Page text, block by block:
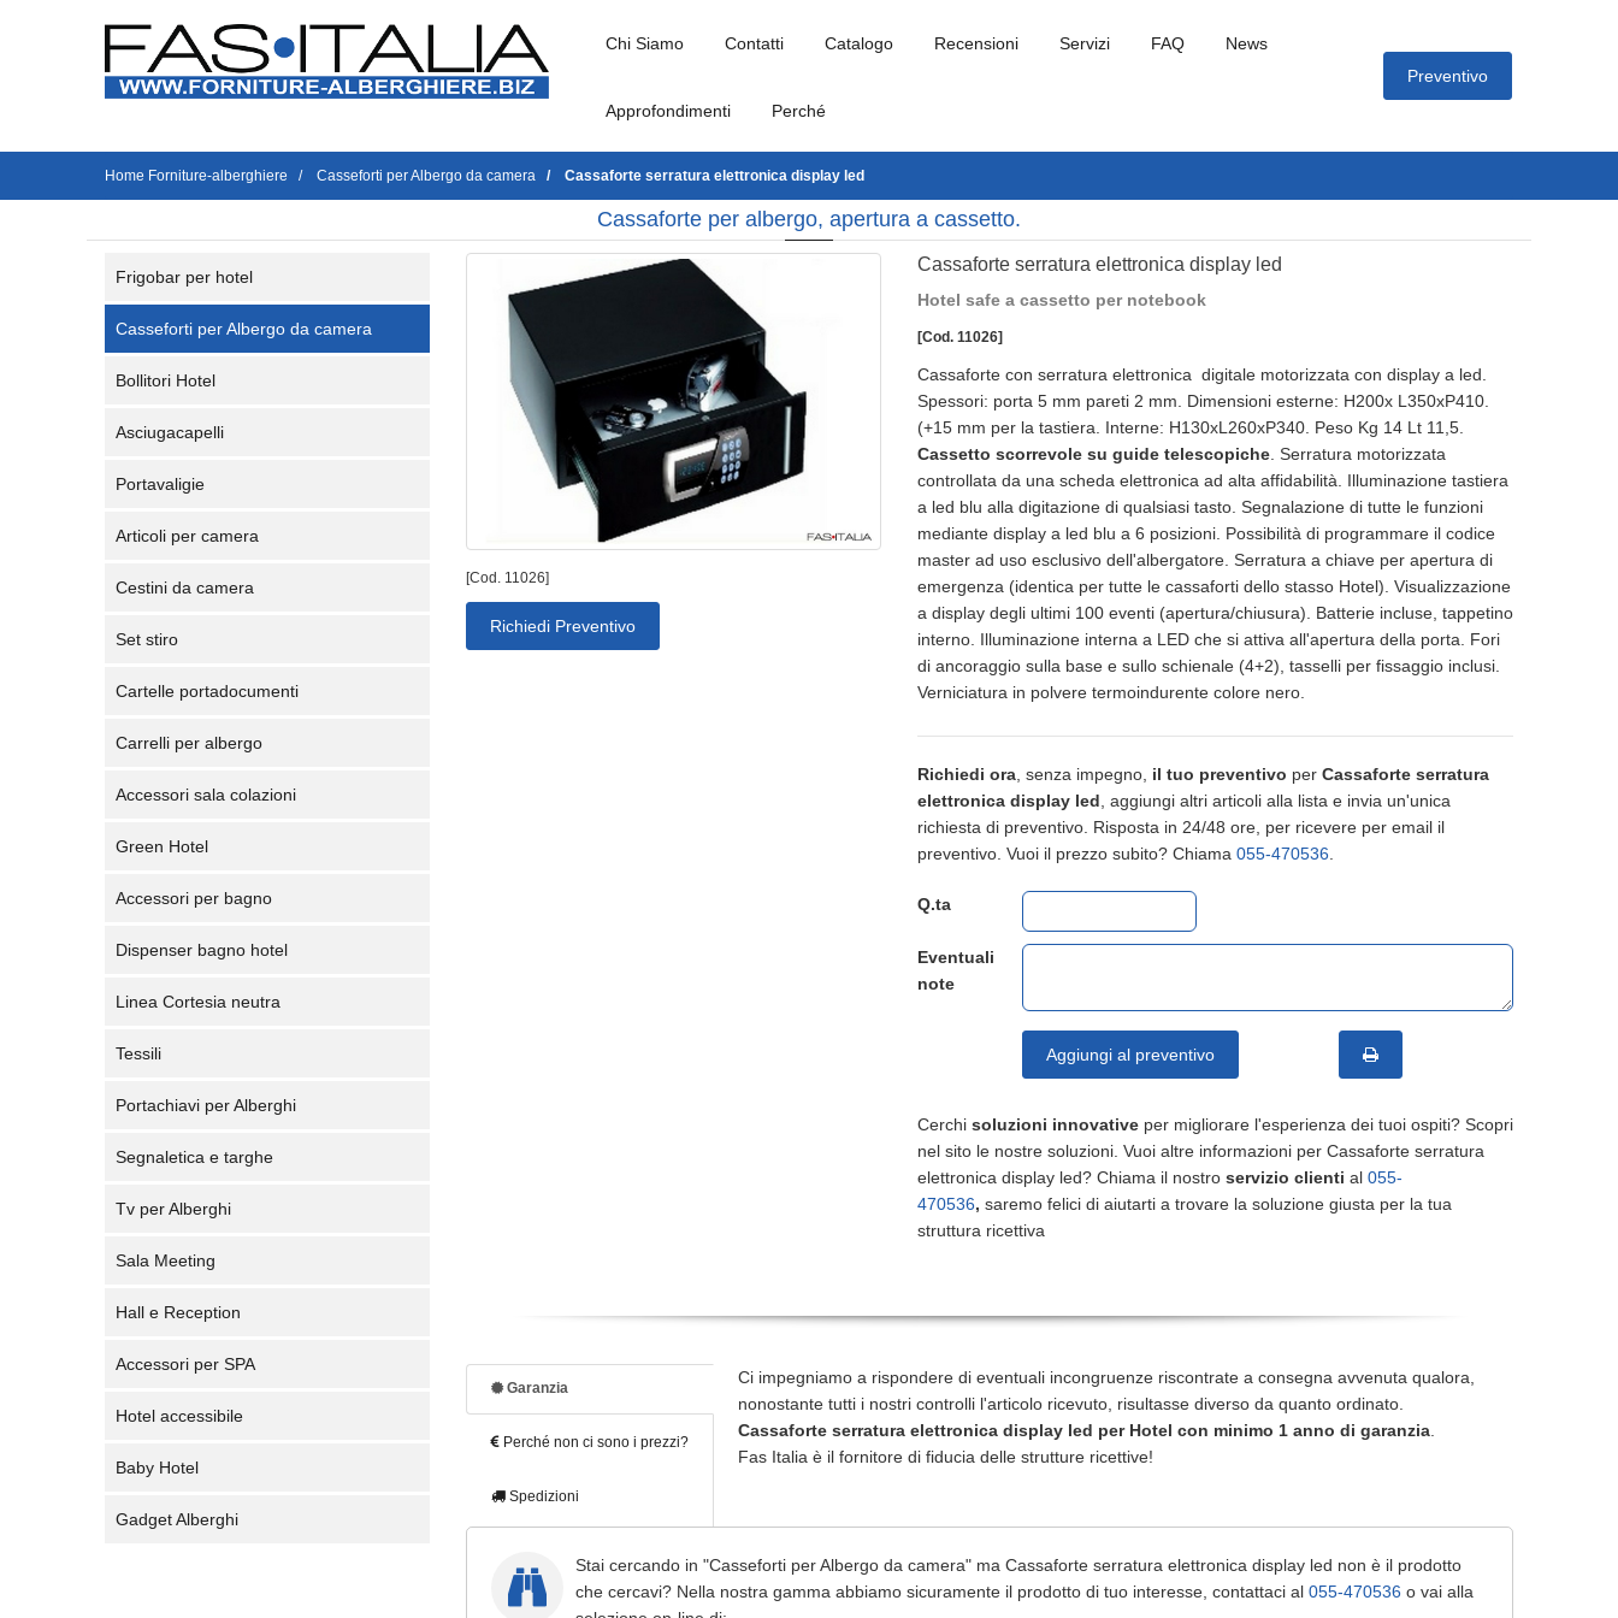
Chi Siamo Contatti Catalogo Recensioni Servizi FAQ News
Approfondimenti Perché
Preventivo
Home Forniture-alberghiere Casseforti per Albergo da camera Cassaforte serratura elettronica display led
Cassaforte per albergo, apertura a cassetto.
Frigobar per hotel
Casseforti per Albergo da camera
Bollitori Hotel
Asciugacapelli
Portavaligie
Articoli per camera
Cestini da camera
Set stiro
Cartelle portadocumenti
Carrelli per albergo
Accessori sala colazioni
Green Hotel
Accessori per bagno
Dispenser bagno hotel
Linea Cortesia neutra
Tessili
Portachiavi per Alberghi
Segnaletica e targhe
Tv per Alberghi
Sala Meeting
Hall e Reception
Accessori per SPA
Hotel accessibile
Baby Hotel
Gadget Alberghi
[Cod. 11026]
Richiedi Preventivo
Cassaforte serratura elettronica display led
Hotel safe a cassetto per notebook
[Cod. 11026]
Cassaforte con serratura elettronica digitale motorizzata con display a led.
Spessori: porta 5 mm pareti 2 mm. Dimensioni esterne: H200x L350xP410.
(+15 mm per la tastiera. Interne: H130xL260xP340. Peso Kg 14 Lt 11,5.
Cassetto scorrevole su guide telescopiche . Serratura motorizzata
controllata da una scheda elettronica ad alta affidabilità. Illuminazione tastiera
a led blu alla digitazione di qualsiasi tasto. Segnalazione di tutte le funzioni
mediante display a led blu a 6 posizioni. Possibilità di programmare il codice
master ad uso esclusivo dell'albergatore. Serratura a chiave per apertura di
emergenza (identica per tutte le cassaforti dello stasso Hotel). Visualizzazione
a display degli ultimi 100 eventi (apertura/chiusura). Batterie incluse, tappetino
interno. Illuminazione interna a LED che si attiva all'apertura della porta. Fori
di ancoraggio sulla base e sullo schienale (4+2), tasselli per fissaggio inclusi.
Verniciatura in polvere termoindurente colore nero.
Richiedi ora , senza impegno, il tuo preventivo per Cassaforte serratura
elettronica display led , aggiungi altri articoli alla lista e invia un'unica
richiesta di preventivo. Risposta in 24/48 ore, per ricevere per email il
preventivo. Vuoi il prezzo subito? Chiama 055-470536
Q.ta
Eventuali
note
Aggiungi al preventivo
Cerchi soluzioni innovative per migliorare l'esperienza dei tuoi ospiti? Scopri
nel sito le nostre soluzioni. Vuoi altre informazioni per Cassaforte serratura
elettronica display led? Chiama il nostro servizio clienti al 055-
470536, saremo felici di aiutarti a trovare la soluzione giusta per la tua
struttura ricettiva
Garanzia
Perché non ci sono i prezzi?
Spedizioni
Ci impegniamo a rispondere di eventuali incongruenze riscontrate a consegna avvenuta qualora,
nonostante tutti i nostri controlli l'articolo ricevuto, risultasse diverso da quanto ordinato.
Cassaforte serratura elettronica display led per Hotel con minimo 1 anno di garanzia
Fas Italia è il fornitore di fiducia delle strutture ricettive!
Stai cercando in "Casseforti per Albergo da camera" ma Cassaforte serratura elettronica display led non è il prodotto
che cercavi? Nella nostra gamma abbiamo sicuramente il prodotto di tuo interesse, contattaci al 055-470536 o vai alla